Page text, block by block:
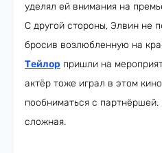
уделял ей внимания на
С другой стороны, Элвин не
бросив возлюбленную на
Тейлор пришли на
актёр тоже играл в этом
пообниматься с
сложная.